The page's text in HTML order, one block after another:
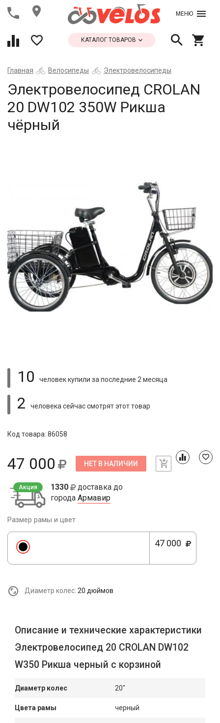
МЕНЮ
КАТАЛОГ ТОВАРОВ
Главная Велосипеды Электровелосипеды
Электровелосипед CROLAN
20 DW102 350W Рикша
чёрный
10 человек купили за последние 2 месяца
2 человека сейчас смотрятэтот товар
Код товара: 86058
47 000 НЕТ В НАЛИЧИИ
Акция 1330
доставка до
города Армавир
Размер рамы и цвет
47 000
Диаметр колес: 20 дюймов
Описание и технические характеристики
Электровелосипед 20 CROLAN DW102
W350 Рикша черный с корзиной
Диаметр колес 20"
Цвета рамы черный